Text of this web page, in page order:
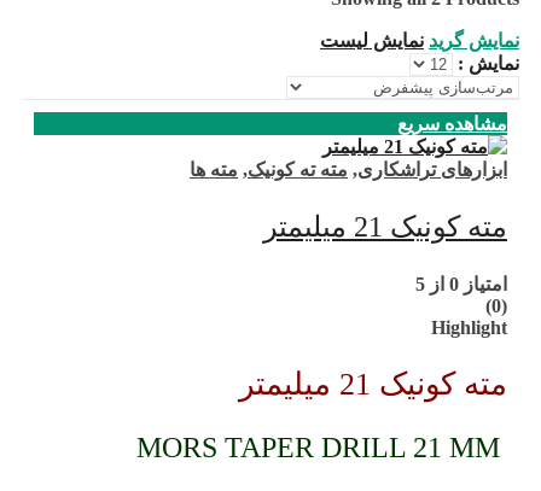
نمایش گرید نمایش لیست
نمایش :
مشاهده سریع
ابزارهای تراشکاری, مته ته کونیک, مته ها
مته کونیک 21 میلیمتر
امتیاز 0 از 5
(0)
Highlight
مته کونیک 21 میلیمتر